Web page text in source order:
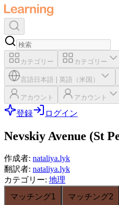
カテゴリー カテゴリー
言語 日本語 英語（米国）
アカウント アカウント
登録 ログイン
Nevskiy Avenue (St
作成者: nataliya.lyk
翻訳者: nataliya.lyk
カテゴリー: 地理
マッチング1
マッチング2